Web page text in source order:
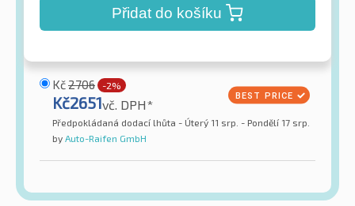
Přidat do košíku
Kč2706 -2%
Kč2651vč. DPH*
Předpokládaná dodací lhůta - Úterý 11 srp. - Pondělí 17 srp.
by Auto-Raifen GmbH